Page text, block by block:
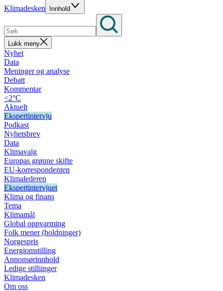
Klimadesken Innhold
Lukk meny
Nyhet
Data
Meninger og analyse
Debatt
Kommentar
<2°C
Aktuelt
Ekspertintervju
Podkast
Nyhetsbrev
Data
Klimavalg
Europas grønne skifte
EU-korrespondenten
Klimalederen
Ekspertintervjuet
Klima og finans
Tema
Klimamål
Global oppvarming
Folk mener (holdninger)
Norgespris
Energiomstilling
Annonsørinnhold
Ledige stilliinger
Klimadesken
Om oss